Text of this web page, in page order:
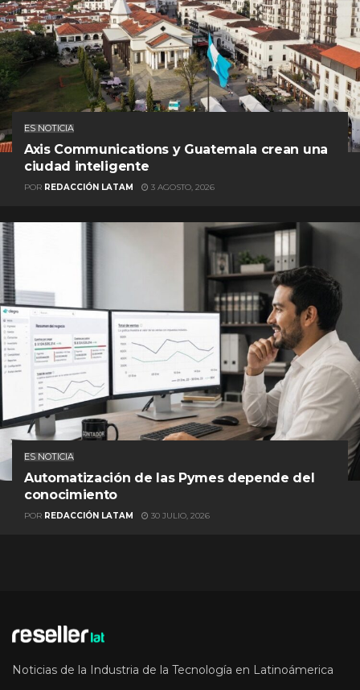
ES NOTICIA
Axis Communications y Guatemala crean una
ciudad inteligente
POR REDACCIÓN LATAM 3 AGOSTO, 2026
ES NOTICIA
Automatización de las Pymes depende del
conocimiento
POR REDACCIÓN LATAM 30 JULIO, 2026
Noticias de la Industria de la Tecnología en Latinoámerica